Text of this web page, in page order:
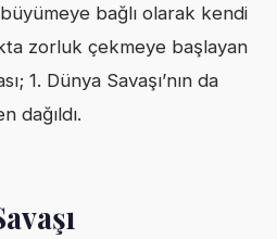
büyümeye bağlı olarak kendi
zorluk çekmeye başlayan
1. Dünya Savaşı’nın da
dağıldı.